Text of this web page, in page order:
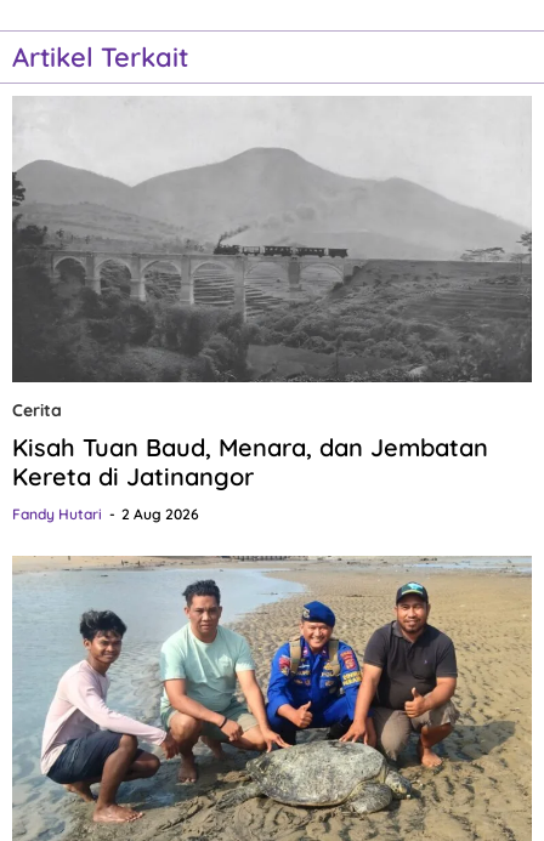
Artikel Terkait
Cerita
Kisah Tuan Baud, Menara, dan Jembatan
Kereta di Jatinangor
Fandy Hutari 2 Aug 2026